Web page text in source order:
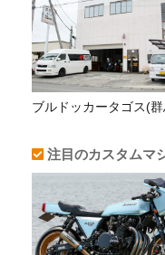
ブルドッカータゴス(
注目のカスタムマ